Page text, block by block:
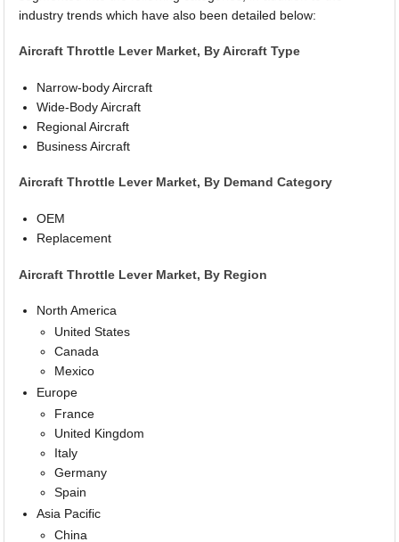
industry trends which have also been detailed below:
Aircraft Throttle Lever Market, By Aircraft Type
Narrow-body Aircraft
Wide-Body Aircraft
Regional Aircraft
Business Aircraft
Aircraft Throttle Lever Market, By Demand Category
OEM
Replacement
Aircraft Throttle Lever Market, By Region
North America
United States
Canada
Mexico
Europe
France
United Kingdom
Italy
Germany
Spain
Asia Pacific
China